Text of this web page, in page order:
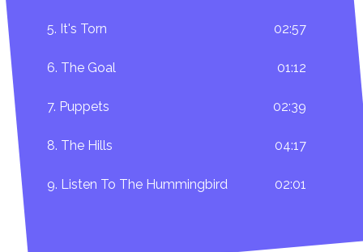
5. It's Torn 02:57
6. The Goal 01:12
7. Puppets 02:39
8. The Hills 04:17
9. Listen To The Hummingbird 02:01